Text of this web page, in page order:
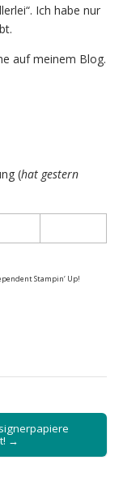
Ich habe nur
auf meinem Blog.
(hat gestern
Stampin‘ Up!
→